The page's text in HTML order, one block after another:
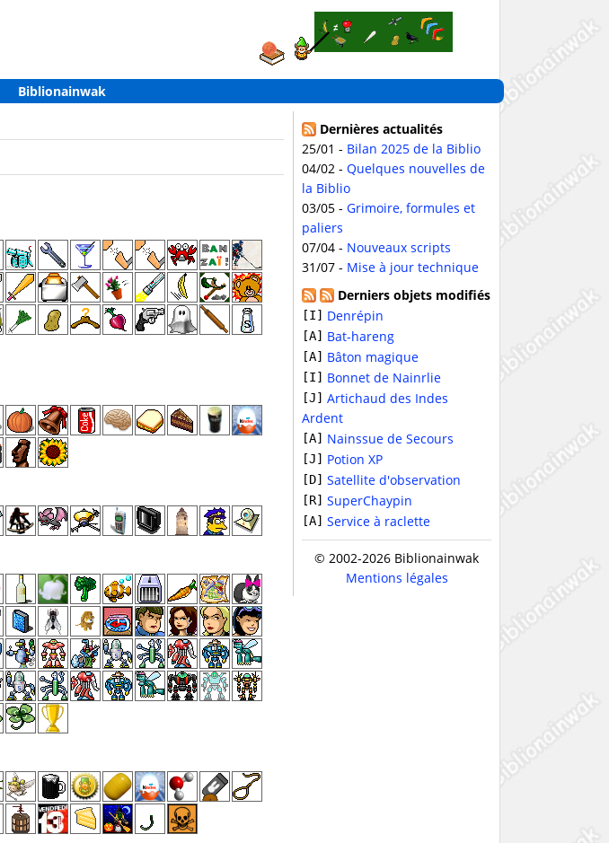
Biblionainwak
Dernières actualités
25/01 - Bilan 2025 de la Biblio
04/02 - Quelques nouvelles de
la Biblio
03/05 - Grimoire, formules et
paliers
07/04 - Nouveaux scripts
31/07 - Mise à jour technique
Derniers objets modifiés
[I] Denrépin
[A] Bat-hareng
[A] Bâton magique
[I] Bonnet de Nainrlie
[J] Artichaud des Indes
Ardent
[A] Nainssue de Secours
[J] Potion XP
[D] Satellite d'observation
[R] SuperChaypin
[A] Service à raclette
© 2002-2026 Biblionainwak
Mentions légales